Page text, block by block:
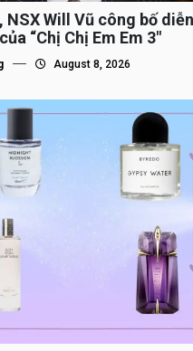
NSX Will Vũ công bố
“Chị Chị Em Em 3″
August 8, 2026